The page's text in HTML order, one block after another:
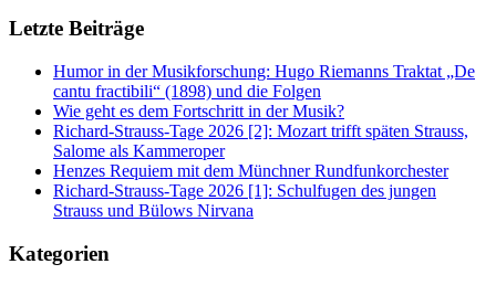
Letzte Beiträge
Humor in der Musikforschung: Hugo Riemanns Traktat „De
cantu fractibili“ (1898) und die Folgen
Wie geht es dem Fortschritt in der Musik?
Richard-Strauss-Tage 2026 [2]: Mozart trifft späten Strauss,
Salome als Kammeroper
Henzes Requiem mit dem Münchner Rundfunkorchester
Richard-Strauss-Tage 2026 [1]: Schulfugen des jungen
Strauss und Bülows Nirvana
Kategorien